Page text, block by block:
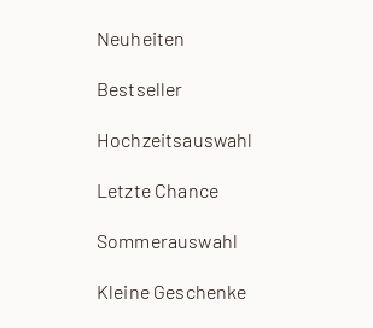
Neuheiten
Bestseller
Hochzeitsauswahl
Letzte Chance
Sommerauswahl
Kleine Geschenke